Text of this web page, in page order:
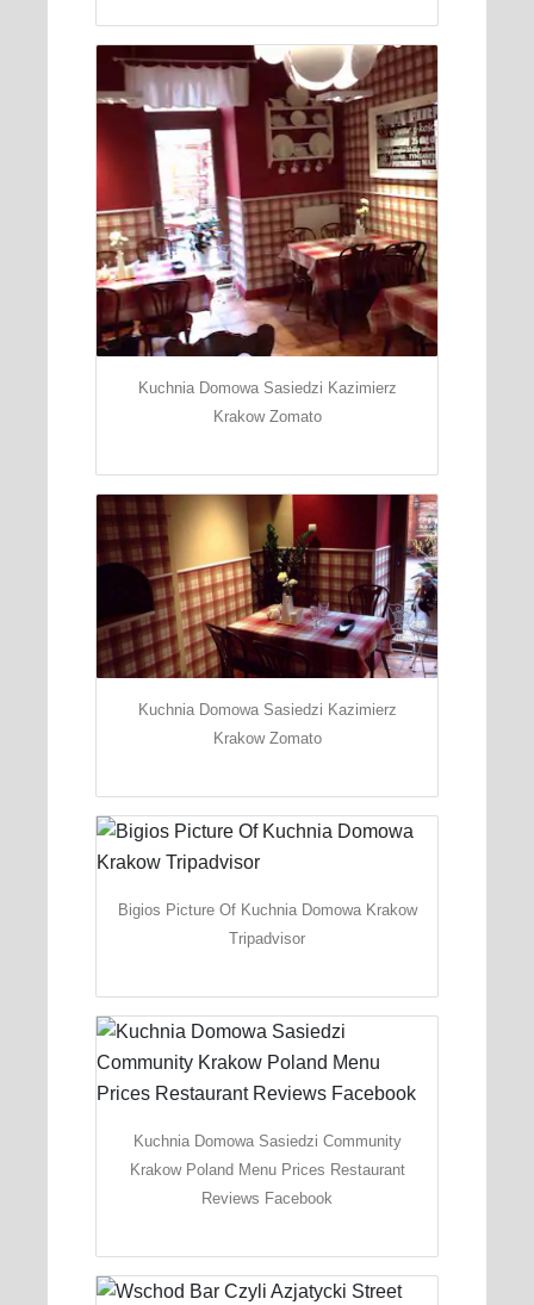
Kuchnia Domowa Sasiedzi Kazimierz
Krakow Zomato
Kuchnia Domowa Sasiedzi Kazimierz
Krakow Zomato
Bigios Picture Of Kuchnia Domowa Krakow
Tripadvisor
Kuchnia Domowa Sasiedzi Community
Krakow Poland Menu Prices Restaurant
Reviews Facebook